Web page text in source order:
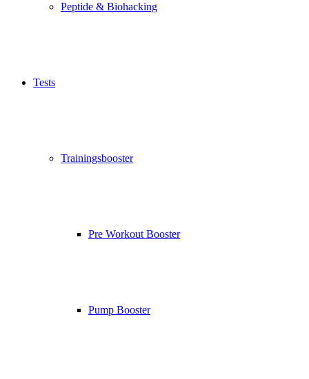
Peptide & Biohacking
Tests
Trainingsbooster
Pre Workout Booster
Pump Booster